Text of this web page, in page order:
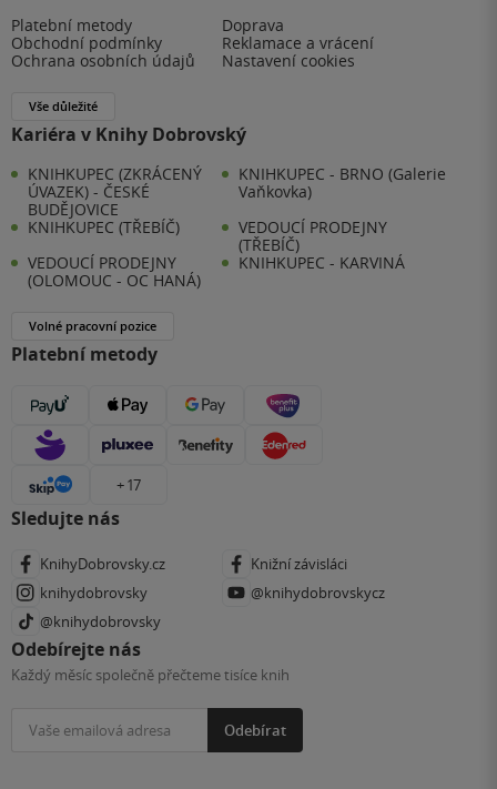
Platební metody
Doprava
Obchodní podmínky
Reklamace a vrácení
Ochrana osobních údajů
Nastavení cookies
Vše důležité
Kariéra v Knihy Dobrovský
KNIHKUPEC (ZKRÁCENÝ
ÚVAZEK) - ČESKÉ
BUDĚJOVICE
KNIHKUPEC - BRNO (Galerie
Vaňkovka)
KNIHKUPEC (TŘEBÍČ)
VEDOUCÍ PRODEJNY
(TŘEBÍČ)
VEDOUCÍ PRODEJNY
(OLOMOUC - OC HANÁ)
KNIHKUPEC - KARVINÁ
Volné pracovní pozice
Platební metody
+ 17
Sledujte nás
KnihyDobrovsky.cz
Knižní závisláci
knihydobrovsky
@knihydobrovskycz
@knihydobrovsky
Odebírejte nás
Každý měsíc společně přečteme tisíce knih
Odebírat